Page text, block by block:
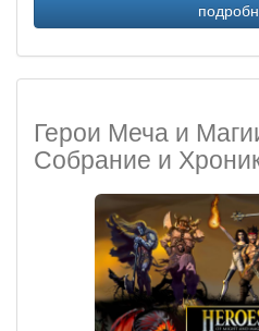
Герои Меча и
Собрание и